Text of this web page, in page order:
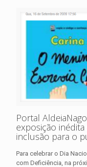
Portal
exposição
inclusão para o
Para celebrar o Dia
com Deficiência, na